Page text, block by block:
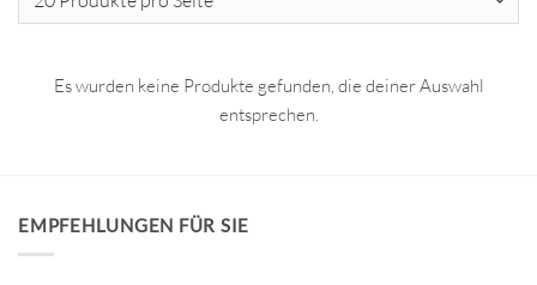
Es wurden keine Produkte gefunden, die deiner Auswahl
entsprechen.
EMPFEHLUNGEN FÜR SIE